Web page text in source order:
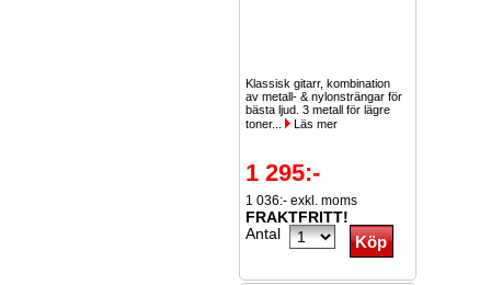
Klassisk gitarr, kombination
av metall- & nylonsträngar för
bästa ljud. 3 metall för lägre
toner...
Läs mer
1 295:-
1 036:- exkl. moms
FRAKTFRITT!
Antal